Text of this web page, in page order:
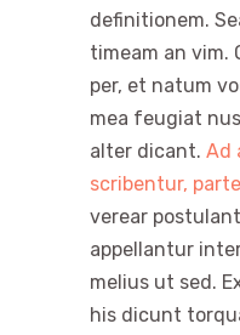
definitionem.
timeam an vim.
per, et natum
mea feugiat
alter dicant. Ad
scribentur,
verear
appellantur
melius ut sed.
his dicunt